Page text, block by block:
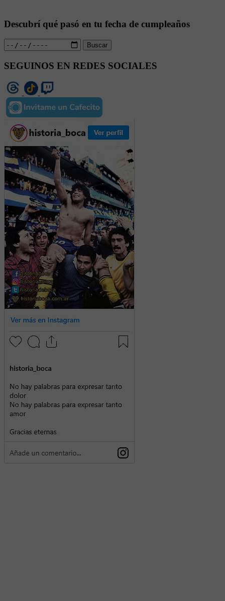
Descubrí qué pasó en tu fecha de cumpleaños
Buscar
SEGUINOS EN REDES SOCIALES